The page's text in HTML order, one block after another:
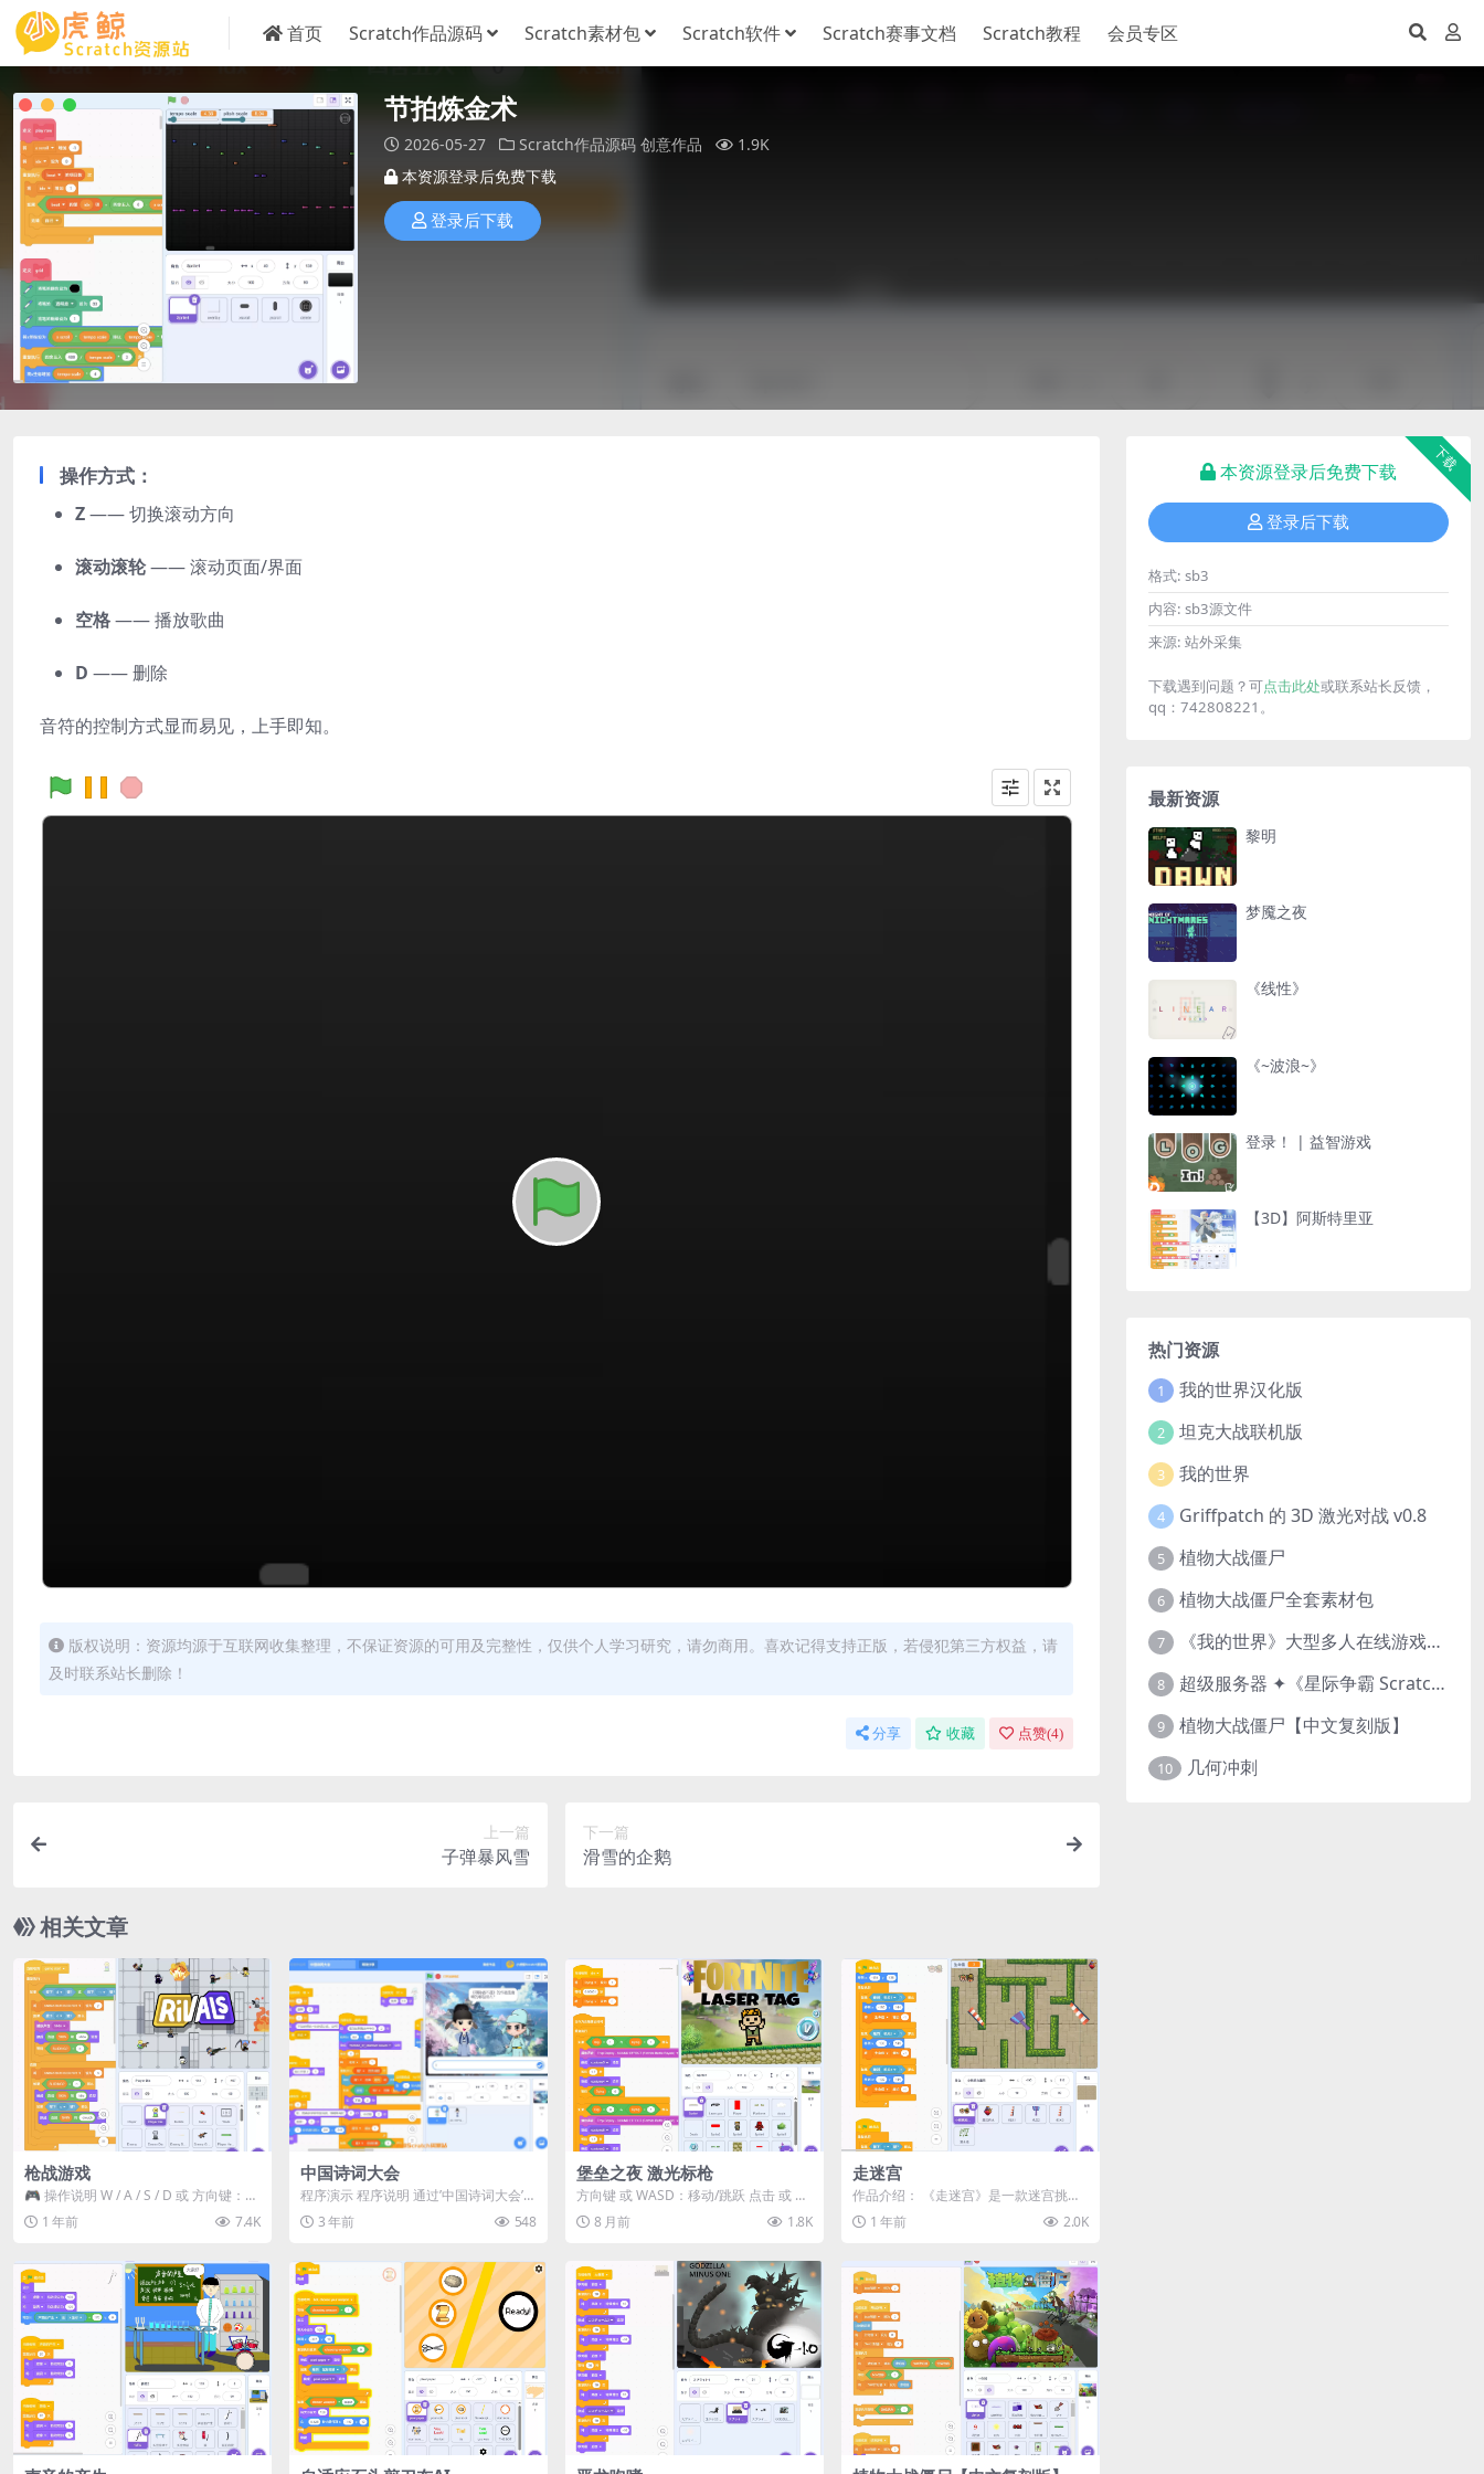
首页 Scratch作品源码 Scratch素材包 Scratch软件 Scratch赛事文档 Scratch教程 会员专区
节拍炼金术
2026-05-27 Scratch作品源码 创意作品
1.9K
本资源登录后免费下载
登录后下载
操作方式：
Z—— 切换滚动方向
滚动滚轮—— 滚动页面/界面
空格—— 播放歌曲
D —— 删除
音符的控制方式显而易见，上手即知。
版权说明：资源均源于互联网收集整理，不保证资源的可用及完整性，仅供个人学习研究，请勿商用。喜欢记得支持正版，若侵犯第三方权益，请
及时联系站长删除！
分享 收藏 点赞(4)
上一篇
子弹暴风雪
下一篇
滑雪的企鹅
相关文章
枪战游戏
🎮 操作说明 W / A / S / D 或 方向键：移
动 C：滑铲 空格键：取...
1 年前 7.4K
中国诗词大会
程序演示 程序说明 通过’中国诗词大会’S
cratch程...
3 年前 548
堡垒之夜 激光标枪
方向键 或 WASD：移动/跳跃 点击 或 空
格键：射击 射击木羊（Llama）...
8 月前 1.8K
走迷宫
作品介绍： 《走迷宫》是一款迷宫挑战
游戏，玩家需要通过按方向键控制角色
在迷宫中移...
1 年前 2.0K
下载
本资源登录后免费下载
登录后下载
格式: sb3
内容: sb3源文件
来源: 站外采集
下载遇到问题？可点击此处或联系站长反馈，
qq：742808221。
最新资源
黎明
梦魇之夜
《线性》
《~波浪~》
登录！ | 益智游戏
【3D】阿斯特里亚
热门资源
1 我的世界汉化版
2 坦克大战联机版
3 我的世界
4 Griffpatch 的 3D 激光对战 v0.8
5 植物大战僵尸
6 植物大战僵尸全套素材包
7 《我的世界》大型多人在线游戏（MMO）v1.7
8 超级服务器 ✦《星际争霸 Scratch（经典版本）》
9 植物大战僵尸【中文复刻版】
10 几何冲刺